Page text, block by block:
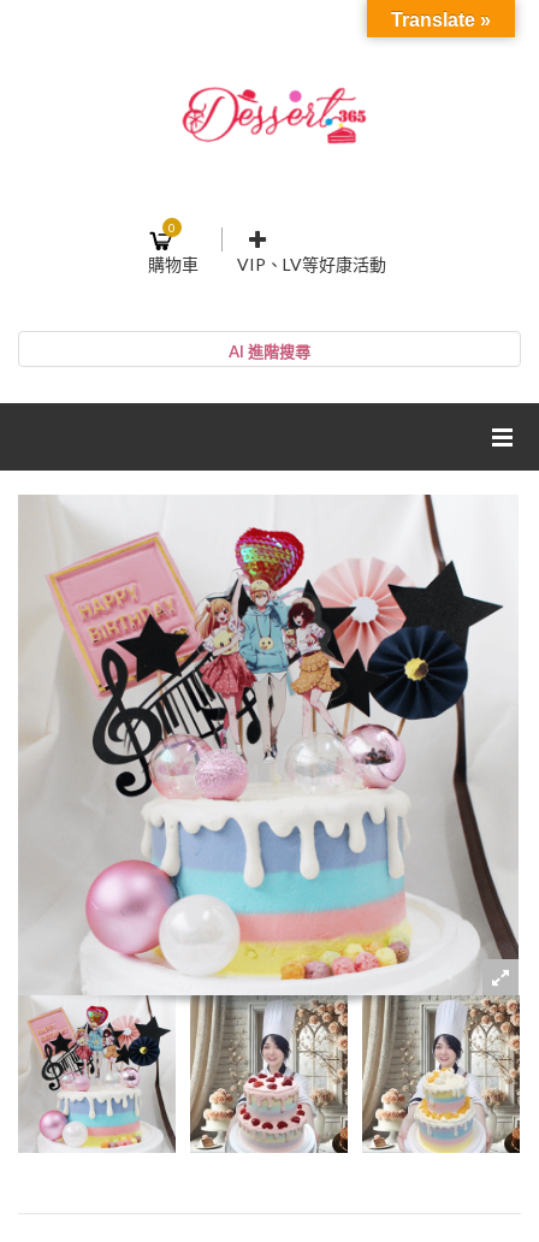
0
購物車 VIP、LV等好康活動
帳號
記住我
忘記密碼 註冊
網紅媽咪蛋糕心得分享
粉絲好康
加入甜點廚師接單平台
Translate »